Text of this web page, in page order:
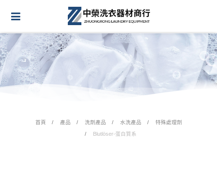
首頁 產品 洗劑產品 水洗產品
特殊處理劑
Blutlöser-蛋白質系